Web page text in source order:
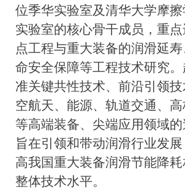
位季华实验室及清华大学摩
实验室的核心骨干成员，重
点工程与重大装备的润滑延
命安全保障等工程技术研究
准关键共性技术、前沿引领
空航天、能源、轨道交通、
等高端装备、尖端应用领域的
旨在引领和带动润滑行业发
高我国重大装备润滑节能降
整体技术水平。